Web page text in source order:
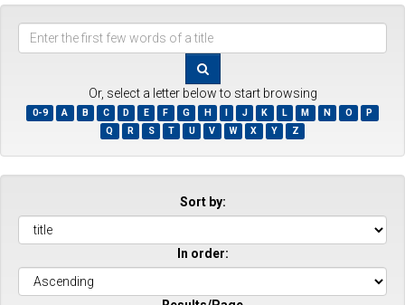
Enter
first
few
words
of
a
title
Or, select a letter below to start browsing
0-9 A B C D E F G H I J K L M N O
P
Q
R S T U V W X Y Z
Sort by:
In order: